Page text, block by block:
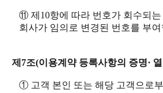
⑪ 제10항에 따라 번호가 회수되
회사가 임의로 변경된 번호를 부
제7조(이용계약 등록사항의 증명·
① 고객 본인 또는 해당 고객으로